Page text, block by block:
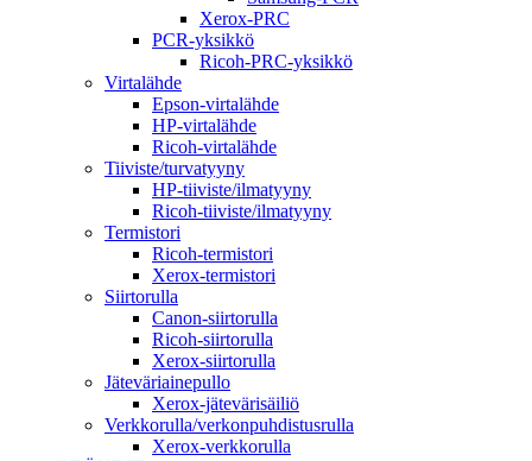
Xerox-PRC
PCR-yksikkö
Ricoh-PRC-yksikkö
Virtalähde
Epson-virtalähde
HP-virtalähde
Ricoh-virtalähde
Tiiviste/turvatyyny
HP-tiiviste/ilmatyyny
Ricoh-tiiviste/ilmatyyny
Termistori
Ricoh-termistori
Xerox-termistori
Siirtorulla
Canon-siirtorulla
Ricoh-siirtorulla
Xerox-siirtorulla
Jäteväriainepullo
Xerox-jätevärisäiliö
Verkkorulla/verkonpuhdistusrulla
Xerox-verkkorulla